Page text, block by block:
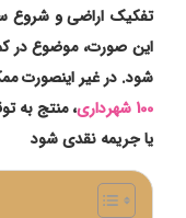
تفکیک اراضی و شروع
شود. در غیر اینصورت
100 شهرداری
، منتج به
یا جریمه نقدی شود